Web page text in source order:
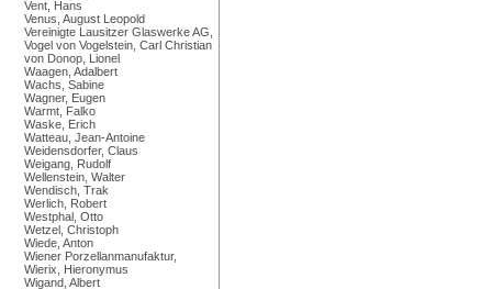
Vent, Hans
Venus, August Leopold
Vereinigte Lausitzer Glaswerke AG,
Vogel von Vogelstein, Carl Christian
von Donop, Lionel
Waagen, Adalbert
Wachs, Sabine
Wagner, Eugen
Warmt, Falko
Waske, Erich
Watteau, Jean-Antoine
Weidensdorfer, Claus
Weigang, Rudolf
Wellenstein, Walter
Wendisch, Trak
Werlich, Robert
Westphal, Otto
Wetzel, Christoph
Wiede, Anton
Wiener Porzellanmanufaktur,
Wierix, Hieronymus
Wigand, Albert